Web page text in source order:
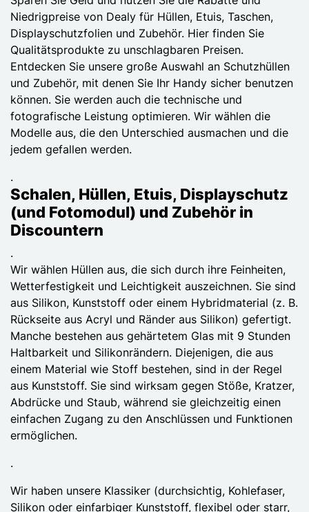
Niedrigpreise von Dealy für Hüllen, Etuis, Taschen,
Displayschutzfolien und Zubehör. Hier finden Sie
Qualitätsprodukte zu unschlagbaren Preisen.
Entdecken Sie unsere große Auswahl an Schutzhüllen
und Zubehör, mit denen Sie Ihr Handy sicher benutzen
können. Sie werden auch die technische und
fotografische Leistung optimieren. Wir wählen die
Modelle aus, die den Unterschied ausmachen und die
jedem gefallen werden.
.
Schalen, Hüllen, Etuis, Displayschutz
(und Fotomodul) und Zubehör in
Discountern
.
Wir wählen Hüllen aus, die sich durch ihre Feinheiten,
Wetterfestigkeit und Leichtigkeit auszeichnen. Sie sind
aus Silikon, Kunststoff oder einem Hybridmaterial (z. B.
Rückseite aus Acryl und Ränder aus Silikon) gefertigt.
Manche bestehen aus gehärtetem Glas mit 9 Stunden
Haltbarkeit und Silikonrändern. Diejenigen, die aus
einem Material wie Stoff bestehen, sind in der Regel
aus Kunststoff. Sie sind wirksam gegen Stöße, Kratzer,
Abdrücke und Staub, während sie gleichzeitig einen
einfachen Zugang zu den Anschlüssen und Funktionen
ermöglichen.
.
Wir haben unsere Klassiker (durchsichtig, Kohlefaser,
Silikon oder einfarbiger Kunststoff, flexibel oder starr,